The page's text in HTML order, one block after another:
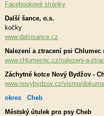
Facebookové stránky
Další šance, o.s.
kočky
www.dalsisance.cz
Nalezení a ztracení psi Chlumec
www.chlumecnc.cz/nalezeni-a-
Záchytné kotce Nový Bydžov -
www.novybydzov.cz/vismo/
okres Cheb
Městský útulek pro psy Cheb